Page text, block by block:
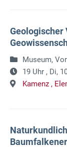
Geologischer
Museum,
19 Uhr , Di,
Kamenz ,